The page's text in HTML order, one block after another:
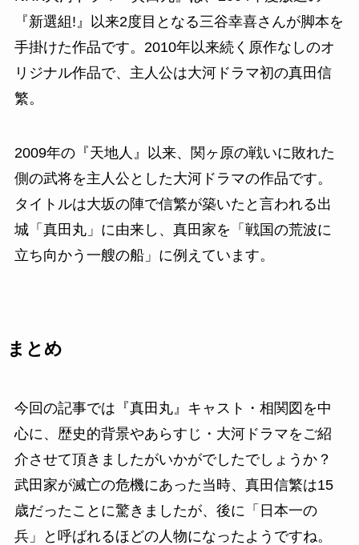
『新選組!』以来2度目となる三谷幸喜さんが脚本を
手掛けた作品です。2010年以来続く原作なしのオ
リジナル作品で、主人公は大河ドラマ初の真田信
繁。
2009年の『天地人』以来、関ヶ原の戦いに敗れた
側の武将を主人公とした大河ドラマの作品です。
タイトルは大坂の陣で信繁が築いたと言われる出
城「真田丸」に由来し、真田家を「戦国の荒波に
立ち向かう一艘の船」に例えています。
まとめ
今回の記事では『真田丸』キャスト・相関図を中
心に、歴史的背景やあらすじ・大河ドラマをご紹
介させて頂きましたがいかがでしたでしょうか？
武田家が滅亡の危機にあった当時、真田信繁は15
歳だったことに驚きましたが、後に「日本一の
兵」と呼ばれるほどの人物になったようですね。